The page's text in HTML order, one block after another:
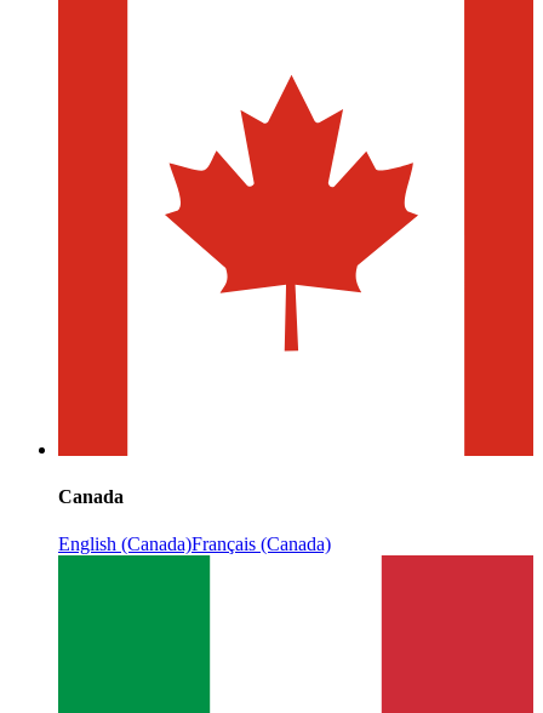
Canada
English (Canada)Français (Canada)